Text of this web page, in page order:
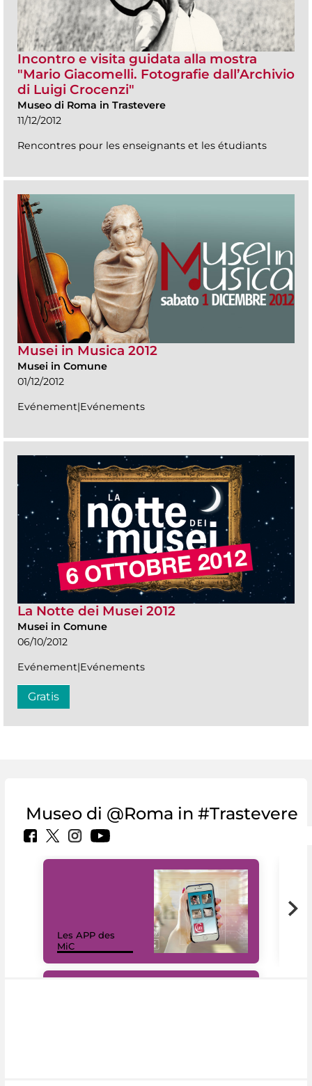
Incontro e visita guidata alla mostra
"Mario Giacomelli. Fotografie dall’Archivio
di Luigi Crocenzi"
Museo di Roma in Trastevere
11/12/2012
Rencontres pour les enseignants et les étudiants
Musei in Musica 2012
Musei in Comune
01/12/2012
Evénement|Evénements
La Notte dei Musei 2012
Musei in Comune
06/10/2012
Evénement|Evénements
Gratis
Museo di @Roma in #Trastevere
Les APP des
MiC